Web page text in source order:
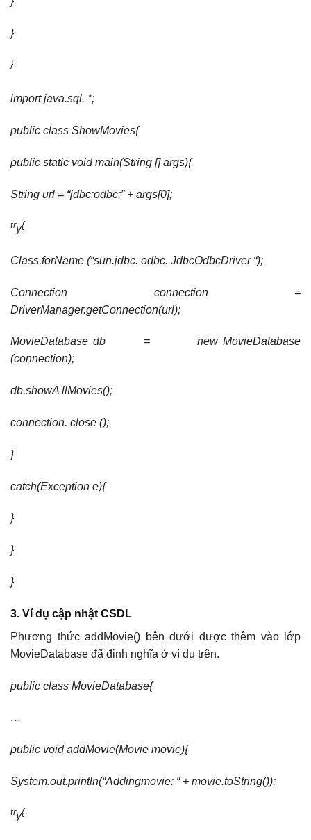
}
}
import java.sql. *;
public class ShowMovies{
public static void main(String [] args){
String url = “jdbc:odbc:” + args[0];
try{
Class.forName (“sun.jdbc. odbc. JdbcOdbcDriver “);
Connection connection =
DriverManager.getConnection(url);
MovieDatabase db = new MovieDatabase
(connection);
db.showA llMovies();
connection. close ();
}
catch(Exception e){
}
}
}
3. Ví dụ cập nhật CSDL
Phương thức addMovie() bên dưới được thêm vào lớp
MovieDatabase đã định nghĩa ở ví dụ trên.
public class MovieDatabase{
…
public void addMovie(Movie movie){
System.out.println(“Addingmovie: “ + movie.toString());
try{